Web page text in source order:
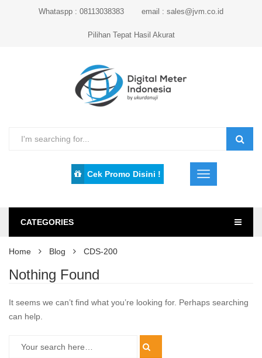
Whataspp : 08113038383 email : sales@jvm.co.id
Pilihan Tepat Hasil Akurat
Cek Promo Disini !
CATEGORIES
Home Blog CDS-200
Nothing Found
It seems we can’t find what you’re looking for. Perhaps searching
can help.